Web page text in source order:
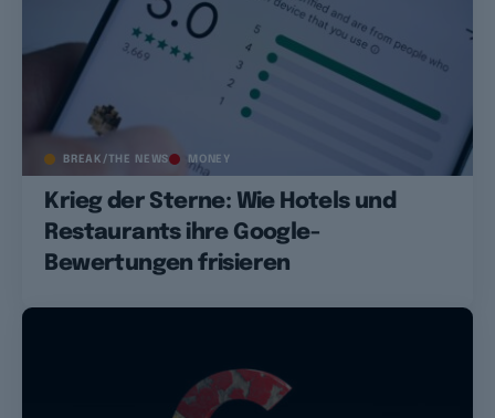
BREAK/THE NEWS MONEY
Krieg der Sterne: Wie Hotels und
Restaurants ihre Google-
Bewertungen frisieren